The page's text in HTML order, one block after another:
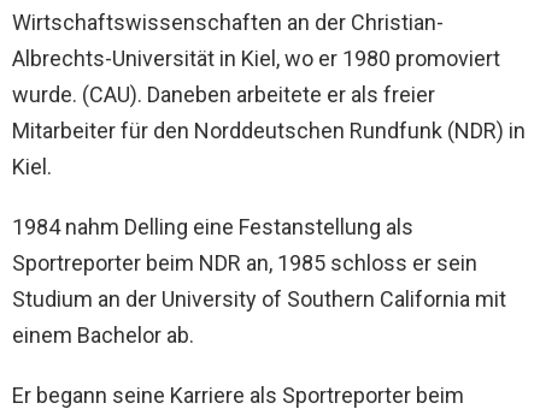
Wirtschaftswissenschaften an der Christian-
Albrechts-Universität in Kiel, wo er 1980 promoviert
wurde. (CAU). Daneben arbeitete er als freier
Mitarbeiter für den Norddeutschen Rundfunk (NDR) in
Kiel.
1984 nahm Delling eine Festanstellung als
Sportreporter beim NDR an, 1985 schloss er sein
Studium an der University of Southern California mit
einem Bachelor ab.
Er begann seine Karriere als Sportreporter beim